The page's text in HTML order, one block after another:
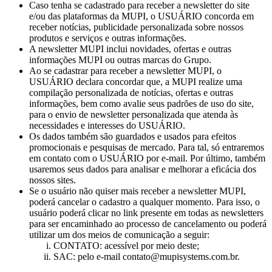
Caso tenha se cadastrado para receber a newsletter do site
e/ou das plataformas da MUPI, o USUÁRIO concorda em
receber notícias, publicidade personalizada sobre nossos
produtos e serviços e outras informações.
A newsletter MUPI inclui novidades, ofertas e outras
informações MUPI ou outras marcas do Grupo.
Ao se cadastrar para receber a newsletter MUPI, o
USUÁRIO declara concordar que, a MUPI realize uma
compilação personalizada de notícias, ofertas e outras
informações, bem como avalie seus padrões de uso do site,
para o envio de newsletter personalizada que atenda às
necessidades e interesses do USUÁRIO.
Os dados também são guardados e usados para efeitos
promocionais e pesquisas de mercado. Para tal, só entraremos
em contato com o USUÁRIO por e-mail. Por último, também
usaremos seus dados para analisar e melhorar a eficácia dos
nossos sites.
Se o usuário não quiser mais receber a newsletter MUPI,
poderá cancelar o cadastro a qualquer momento. Para isso, o
usuário poderá clicar no link presente em todas as newsletters
para ser encaminhado ao processo de cancelamento ou poderá
utilizar um dos meios de comunicação a seguir:
CONTATO: acessível por meio deste;
SAC: pelo e-mail contato@mupisystems.com.br.